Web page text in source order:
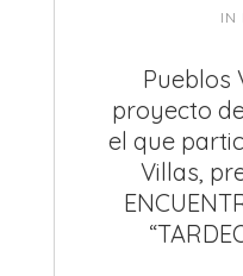
IN
Pueblos
proyecto
el que
Villas,